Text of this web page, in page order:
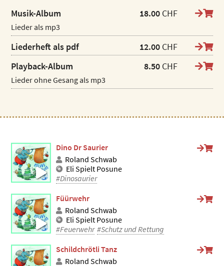
Musik-Album 18.00 CHF
Lieder als mp3
Liederheft als pdf 12.00 CHF
Playback-Album
8.50 CHF
Lieder ohne Gesang als mp3
Dino Dr Saurier
Roland Schwab
Eli Spielt Posune
#Dinosaurier
Füürwehr
Roland Schwab
Eli Spielt Posune
#Feuerwehr #Schutz und Rettung
Schildchrötli Tanz
Roland Schwab